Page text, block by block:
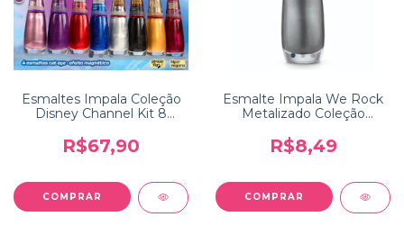
Esmaltes Impala Coleção
Disney Channel Kit 8
R$67,90
Esmalte Impala We Rock
Metalizado Coleção
Rock
R$8,49